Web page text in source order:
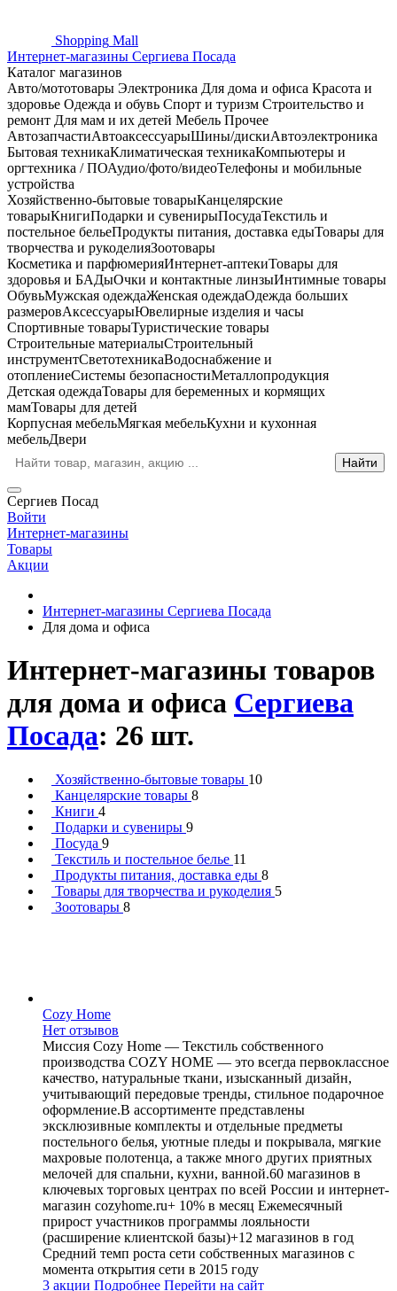
Shopping Mall
Интернет-магазины Сергиева Посада
Каталог магазинов
Авто/мототовары Электроника Для дома и офиса Красота и
здоровье Одежда и обувь Спорт и туризм Строительство и
ремонт Для мам и их детей Мебель Прочее
АвтозапчастиАвтоаксессуарыШины/дискиАвтоэлектроника
Бытовая техникаКлиматическая техникаКомпьютеры и
оргтехника / ПОАудио/фото/видеоТелефоны и мобильные
устройства
Хозяйственно-бытовые товарыКанцелярские
товарыКнигиПодарки и сувенирыПосудаТекстиль и
постельное бельеПродукты питания, доставка едыТовары для
творчества и рукоделияЗоотовары
Косметика и парфюмерияИнтернет-аптекиТовары для
здоровья и БАДыОчки и контактные линзыИнтимные товары
ОбувьМужская одеждаЖенская одеждаОдежда больших
размеровАксессуарыЮвелирные изделия и часы
Спортивные товарыТуристические товары
Строительные материалыСтроительный
инструментСветотехникаВодоснабжение и
отоплениеСистемы безопасностиМеталлопродукция
Детская одеждаТовары для беременных и кормящих
мамТовары для детей
Корпусная мебельМягкая мебельКухни и кухонная
мебельДвери
Сергиев Посад
Войти
Интернет-магазины
Товары
Акции
Интернет-магазины Сергиева Посада
Для дома и офиса
Интернет-магазины товаров
для дома и офиса Сергиева
Посада: 26 шт.
Хозяйственно-бытовые товары 10
Канцелярские товары 8
Книги 4
Подарки и сувениры 9
Посуда 9
Текстиль и постельное белье 11
Продукты питания, доставка еды 8
Товары для творчества и рукоделия 5
Зоотовары 8
Cozy Home
Нет отзывов
Миссия Cozy Home — Текстиль собственного
производства COZY HOME — это всегда первоклассное
качество, натуральные ткани, изысканный дизайн,
учитывающий передовые тренды, стильное подарочное
оформление.В ассортименте представлены
эксклюзивные комплекты и отдельные предметы
постельного белья, уютные пледы и покрывала, мягкие
махровые полотенца, а также много других приятных
мелочей для спальни, кухни, ванной.60 магазинов в
ключевых торговых центрах по всей России и интернет-
магазин cozyhome.ru+ 10% в месяц Ежемесячный
прирост участников программы лояльности
(расширение клиентской базы)+12 магазинов в год
Средний темп роста сети собственных магазинов с
момента открытия сети в 2015 году
3 акции Подробнее Перейти на сайт